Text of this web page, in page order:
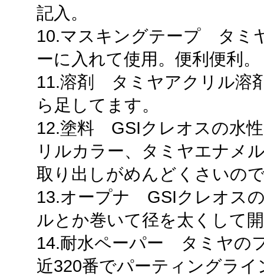
記入。
10.マスキングテープ タミ
ーに入れて使用。便利便利。
11.溶剤 タミヤアクリル溶
ら足してます。
12.塗料 GSIクレオスの水
リルカラー、タミヤエナメ
取り出しがめんどくさいの
13.オープナ GSIクレオス
ルとか巻いて径を太くして
14.耐水ペーパー タミヤの
近320番でパーティングラ